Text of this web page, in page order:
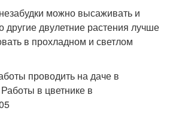
можно высаживать и
другие двулетние растения лучше
в прохладном и светлом